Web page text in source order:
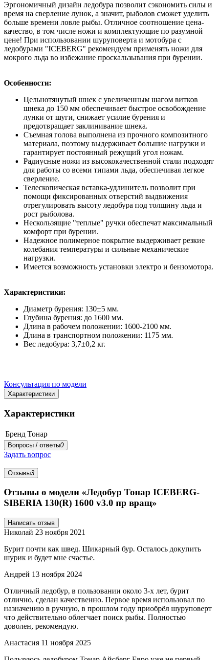
Эргономичный дизайн ледобура позволит сэкономить силы и
время на сверление лунок, а значит, рыболов сможет уделить
больше времени ловле рыбы. Отличное соотношение цена-
качество, в том числе ножи и комплектующие по разумной
цене! При использовании шуруповерта и мотобура с
ледобурами "ICEBERG" рекомендуем применять ножи для
мокрого льда во избежание проскальзывания при бурении.
Особенности:
Цельнотянутый шнек с увеличенным шагом витков
шнека до 150 мм обеспечивает быстрое освобождение
лунки от шуги, снижает усилие бурения и
предотвращает заклинивание шнека.
Съемная голова выполнена из прочного композитного
материала, поэтому выдерживает большие нагрузки и
гарантирует постоянный режущий угол ножам.
Радиусные ножи из высококачественной стали подходят
для работы со всеми типами льда, обеспечивая легкое
сверление.
Телескопическая вставка-удлинитель позволит при
помощи фиксированных отверстий выдвижения
отрегулировать высоту ледобура под толщину льда и
рост рыболова.
Нескользящие "теплые" ручки обеспечат максимальный
комфорт при бурении.
Надежное полимерное покрытие выдерживает резкие
колебания температуры и сильные механические
нагрузки.
Имеется возможность установки электро и бензомотора.
Характеристики:
Диаметр бурения: 130±5 мм.
Глубина бурения: до 1600 мм.
Длина в рабочем положении: 1600-2100 мм.
Длина в транспортном положении: 1175 мм.
Вес ледобура: 3,7±0,2 кг.
Консультация по модели
Характеристики
Характеристики
Бренд Тонар
Вопросы / ответы0
Задать вопрос
Отзывы3
Отзывы о модели «Ледобур Тонар ICEBERG-
SIBERIA 130(R) 1600 v3.0 пр вращ»
Написать отзыв
Николай 23 ноября 2021
Бурит почти как швед. Шикарный бур. Осталось докупить
шурик и будет мне счастье.
Андрей 13 ноября 2024
Отличный ледобур, в пользовании около 3-х лет, бурит
отлично, сделан качественно. Первое время использовал по
назначению в ручную, в прошлом году приобрёл шуруповерт
что действительно облегчает поиск рыбы. Полностью
доволен, рекомендую.
Анастасия 11 ноября 2025